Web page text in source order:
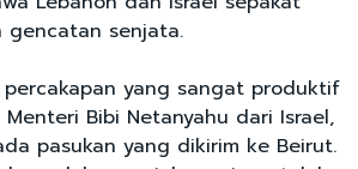
gencatan senjata.
percakapan yang sangat produktif
Bibi Netanyahu dari Israel,
pasukan yang dikirim ke Beirut.